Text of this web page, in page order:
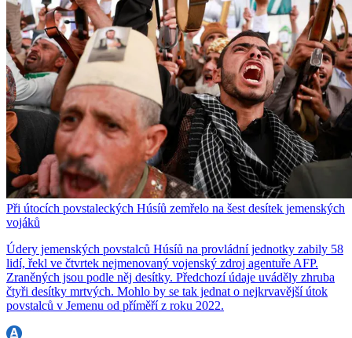
Při útocích povstaleckých Húsíů zemřelo na šest desítek jemenských
vojáků
Údery jemenských povstalců Húsíů na provládní jednotky zabily 58
lidí, řekl ve čtvrtek nejmenovaný vojenský zdroj agentuře AFP.
Zraněných jsou podle něj desítky. Předchozí údaje uváděly zhruba
čtyři desítky mrtvých. Mohlo by se tak jednat o nejkrvavější útok
povstalců v Jemenu od příměří z roku 2022.